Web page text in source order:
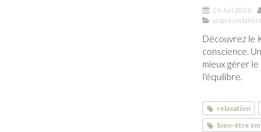
26 Juil 2026
yoga kundalini
Découvrez le
conscience.
mieux gérer
l'équilibre.
relaxation
bien-être